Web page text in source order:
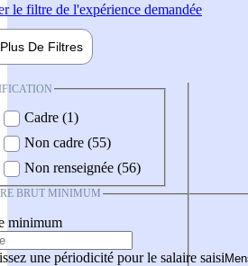
le filtre de l'expérience demandée
Plus De Filtres
Cadre (1)
Non cadre (55)
Non renseignée (56)
BRUT MINIMUM
minimum
une périodicité pour le salaire saisi